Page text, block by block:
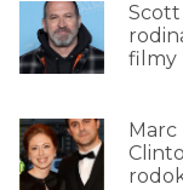
Scott
filmy
Marc